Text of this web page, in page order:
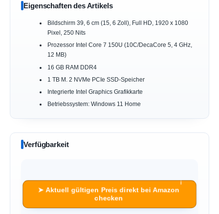
Eigenschaften des Artikels
Bildschirm 39, 6 cm (15, 6 Zoll), Full HD, 1920 x 1080
Pixel, 250 Nits
Prozessor Intel Core 7 150U (10C/DecaCore 5, 4 GHz,
12 MB)
16 GB RAM DDR4
1 TB M. 2 NVMe PCIe SSD-Speicher
Integrierte Intel Graphics Grafikkarte
Betriebssystem: Windows 11 Home
Verfügbarkeit
➤ Aktuell gültigen Preis direkt bei Amazon
checken
ℹ︎